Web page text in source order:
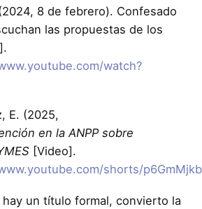
8 de febrero). Confesado
las propuestas de los
watch?
E. (2025,
en la ANPP sobre
[Video].
shorts/
un título formal, convierto la